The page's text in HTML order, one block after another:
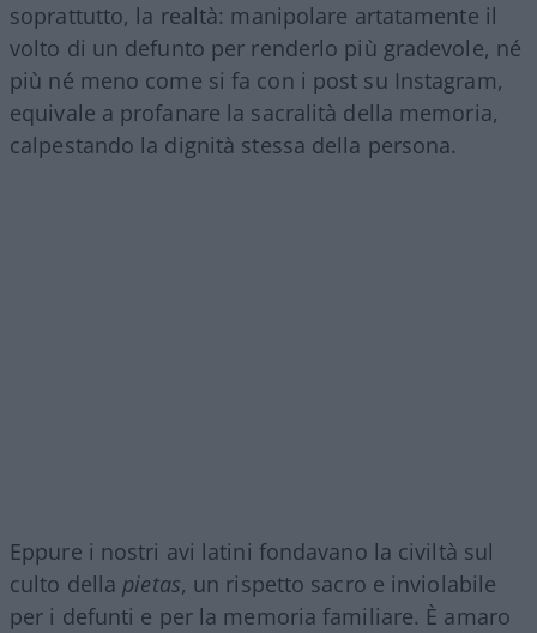
soprattutto, la realtà: manipolare artatamente il
volto di un defunto per renderlo più gradevole, né
più né meno come si fa con i post su Instagram,
equivale a profanare la sacralità della memoria,
calpestando la dignità stessa della persona.
Eppure i nostri avi latini fondavano la civiltà sul
culto della pietas, un rispetto sacro e inviolabile
per i defunti e per la memoria familiare. È amaro